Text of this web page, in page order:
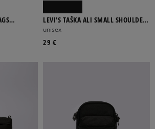
LEVI'S TAŠKA ALI SMALL SHOULDER
BAG
unisex
29 €